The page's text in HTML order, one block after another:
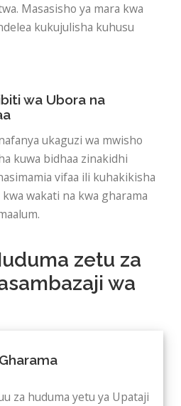
Masasisho ya mara kwa
kukujulisha kuhusu
wa Ubora na
ukaguzi wa mwisho
kuwa bidhaa zinakidhi
vifaa ili kuhakikisha
wakati na kwa gharama
zetu za
wa
za huduma yetu ya Upataji